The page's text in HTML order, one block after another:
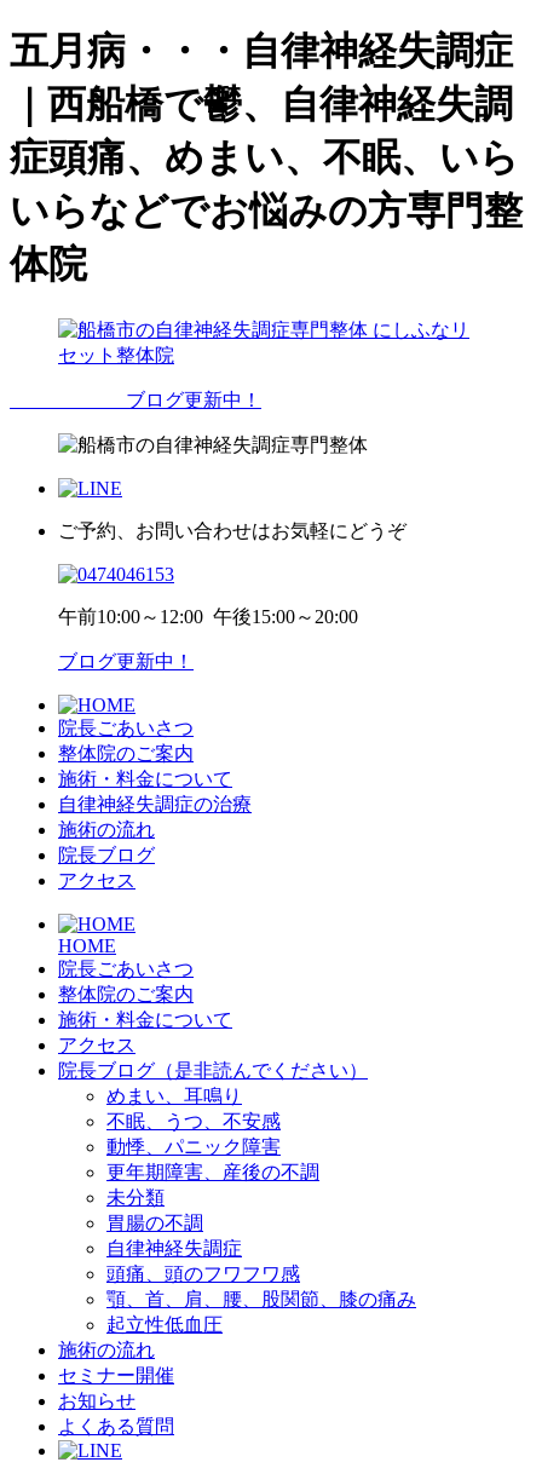
五月病・・・自律神経失調症
｜西船橋で鬱、自律神経失調
症頭痛、めまい、不眠、いら
いらなどでお悩みの方専門整
体院
ブログ更新中！
ご予約、お問い合わせはお気軽にどうぞ
午前10:00～12:00 午後15:00～20:00
ブログ更新中！
院長ごあいさつ
整体院のご案内
施術・料金について
自律神経失調症の治療
施術の流れ
院長ブログ
アクセス
HOME
院長ごあいさつ
整体院のご案内
施術・料金について
アクセス
院長ブログ（是非読んでください）
めまい、耳鳴り
不眠、うつ、不安感
動悸、パニック障害
更年期障害、産後の不調
未分類
胃腸の不調
自律神経失調症
頭痛、頭のフワフワ感
顎、首、肩、腰、股関節、膝の痛み
起立性低血圧
施術の流れ
セミナー開催
お知らせ
よくある質問